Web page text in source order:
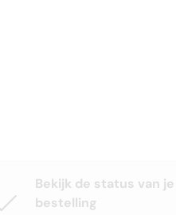
Bekijk de status van je
bestelling